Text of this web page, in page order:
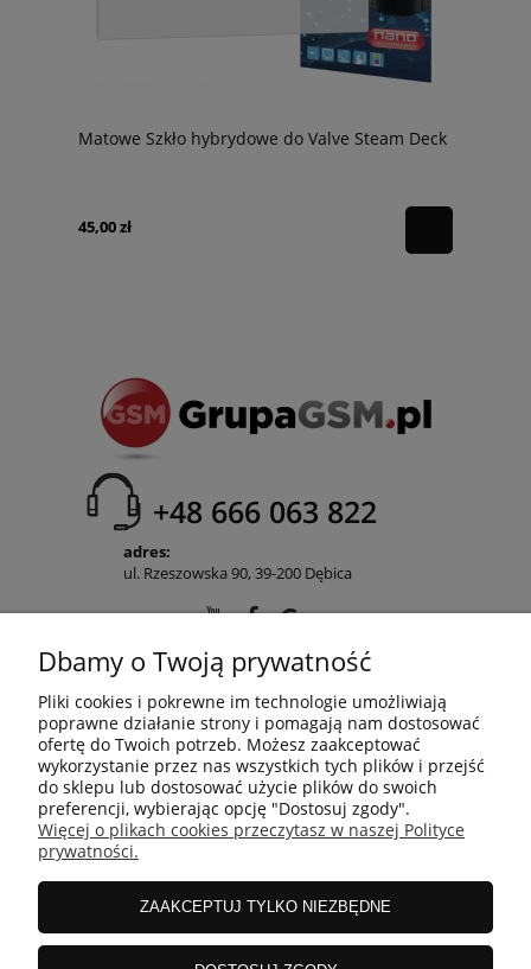
Matowe Szkło hybrydowe do Valve Steam Deck
45,00 zł
+48 666 063 822
adres:
ul. Rzeszowska 90, 39-200 Dębica
POMOC
MOJE KONTO
INFORMACJE
Dbamy o Twoją prywatność
Pliki cookies i pokrewne im technologie umożliwiają
poprawne działanie strony i pomagają nam dostosować
ofertę do Twoich potrzeb. Możesz zaakceptować
wykorzystanie przez nas wszystkich tych plików i przejść
do sklepu lub dostosować użycie plików do swoich
preferencji, wybierając opcję "Dostosuj zgody".
Więcej o plikach cookies przeczytasz w naszej Polityce
prywatności.
ZAAKCEPTUJ TYLKO NIEZBĘDNE